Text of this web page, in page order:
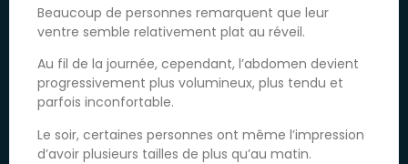
Beaucoup de personnes remarquent que leur
ventre semble relativement plat au réveil.
Au fil de la journée, cependant, l’abdomen devient
progressivement plus volumineux, plus tendu et
parfois inconfortable.
Le soir, certaines personnes ont même l’impression
d’avoir plusieurs tailles de plus qu’au matin.